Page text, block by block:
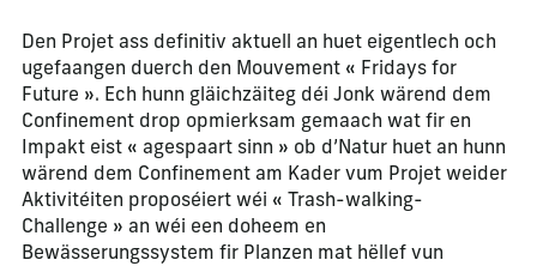
Den Projet ass definitiv aktuell an huet eigentlech och
ugefaangen duerch den Mouvement « Fridays for
Future ». Ech hunn gläichzäiteg déi Jonk wärend dem
Confinement drop opmierksam gemaach wat fir en
Impakt eist « agespaart sinn » ob d’Natur huet an hunn
wärend dem Confinement am Kader vum Projet weider
Aktivitéiten proposéiert wéi « Trash-walking-
Challenge » an wéi een doheem en
Bewässerungssystem fir Planzen mat hëllef vun